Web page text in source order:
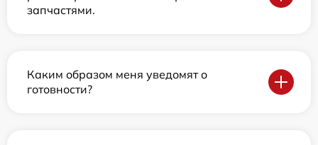
запчастями.
Каким образом меня уведомят о
готовности?